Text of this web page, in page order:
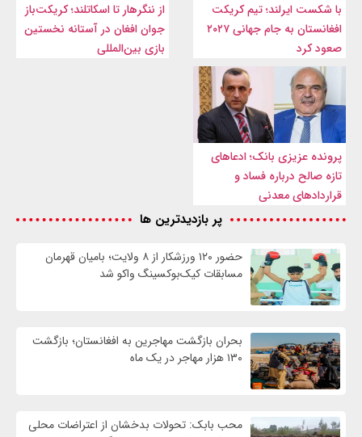
با شکست ایرلند؛ تیم کریکت
افغانستان به جام جهانی ۲۰۲۷
صعود کرد
از ننگرهار تا اسکاتلند؛ کریکت‌باز
جوان افغان در آستانه نخستین
بازی بین‌المللی
پرونده عزیزی بانک؛ ادعاهای
تازه صالح درباره فساد و
قراردادهای معدنی
پر بازدیدترین ها
حضور ۱۲۰ ورزشکار از ۸ ولایت؛ بامیان قهرمان
مسابقات کیک‌بوکسینگ واکو شد
بحران بازگشت مهاجرین به افغانستان؛ بازگشت
۱۳۰ هزار مهاجر در یک ماه
محب بابک: تحولات بدخشان از اعتراضات محلی